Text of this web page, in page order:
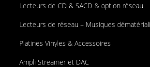
Lecteurs de CD & SACD & option réseau
Lecteurs de réseau – Musiques
Platines Vinyles & Accessoires
Ampli Streamer et DAC